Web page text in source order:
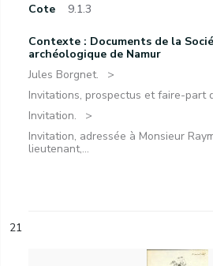
Cote 9.1.3
Contexte : Documents de la
archéologique de Namur
Jules Borgnet.
Invitations, prospectus et faire-part
Invitation.
Invitation, adressée à Monsieur
lieutenant,...
21